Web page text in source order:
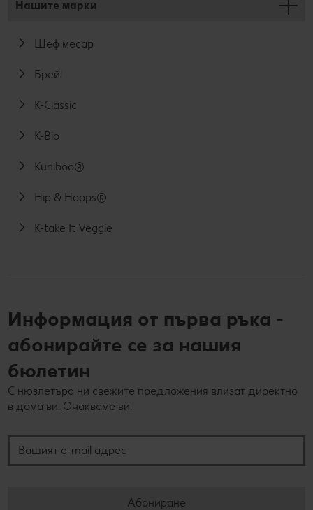
Нашите марки
Шеф месар
Брей!
K-Classic
K-Bio
Kuniboo®
Hip & Hopps®
K-take It Veggie
Информация от първа ръка -
абонирайте се за нашия
бюлетин
С нюзлетъра ни свежите предложения влизат директно
в дома ви. Очакваме ви.
Абониране